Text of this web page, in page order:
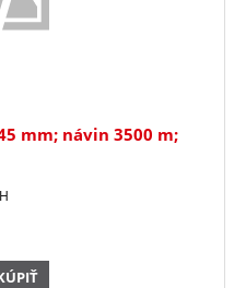
mm; návin 3500 m;